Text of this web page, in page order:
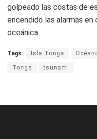
golpeado las costas de
encendido las alarmas
oceánica.
Tags: Isla Tonga
Tonga tsunami